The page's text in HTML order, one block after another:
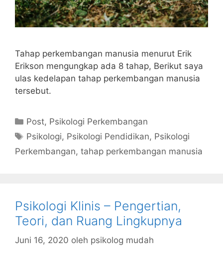
Tahap perkembangan manusia menurut Erik
Erikson mengungkap ada 8 tahap, Berikut saya
ulas kedelapan tahap perkembangan manusia
tersebut.
Kategori
Post, Psikologi Perkembangan
Tag
Psikologi, Psikologi Pendidikan, Psikologi
Perkembangan, tahap perkembangan manusia
Psikologi Klinis – Pengertian,
Teori, dan Ruang Lingkupnya
Juni 16, 2020 oleh psikolog mudah